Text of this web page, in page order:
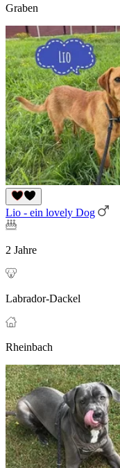
Graben
Lio - ein lovely Dog
2 Jahre
Labrador-Dackel
Rheinbach